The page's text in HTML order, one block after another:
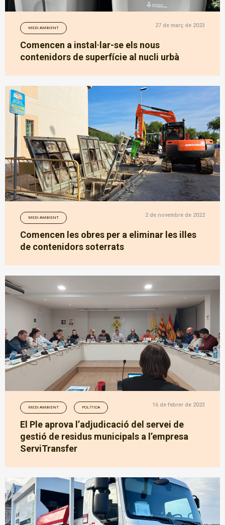
MEDI AMBIENT 27 de març de 2023
Comencen a instal·lar-se els nous
contenidors de superfície al nucli urbà
MEDI AMBIENT 2 de novembre de 2022
Comencen les obres per a eliminar les illes
de contenidors soterrats
MEDI AMBIENT POLÍTICA 16 de febrer de 2023
El Ple aprova l’adjudicació del servei de
gestió de residus municipals a l’empresa
ServiTransfer